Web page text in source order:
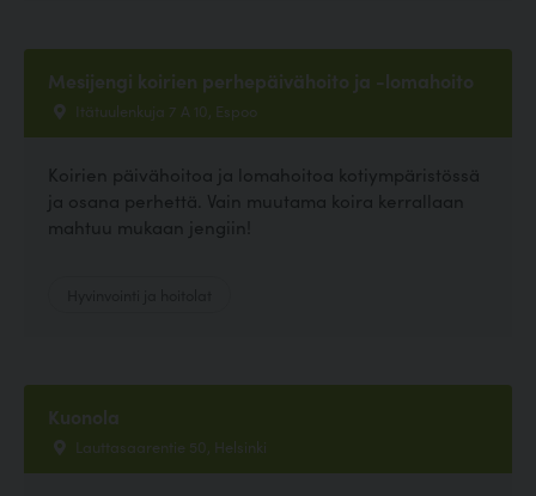
Mesijengi koirien perhepäivähoito ja -lomahoito
Itätuulenkuja 7 A 10, Espoo
Koirien päivähoitoa ja lomahoitoa kotiympäristössä
ja osana perhettä. Vain muutama koira kerrallaan
mahtuu mukaan jengiin!
Kuonola
Lauttasaarentie 50, Helsinki